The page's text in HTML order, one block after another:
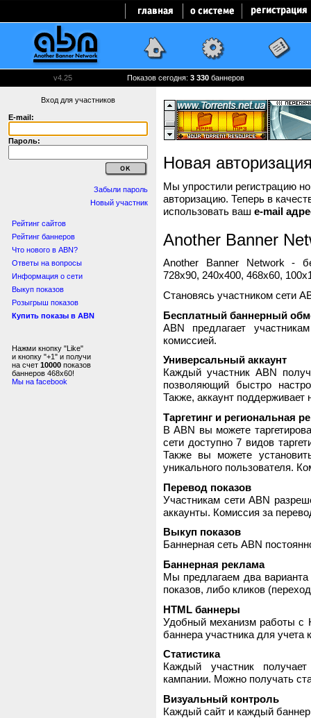
v4.25 Показов сегодня: 3 330 баннеров
Вход для участников
E-mail:
Пароль:
Забыли пароль
Новый участник
Рейтинг сайтов
Рейтинг баннеров
Что нового в ABN?
Ответы на вопросы
Информация о сети
Выкуп показов
Розыгрыш показов
Купить показы в ABN
Нажми кнопку "Like"
и кнопку "+1" и получи
на счет 10000 показов
баннеров 468x60!
Мы на facebook
Новая
Мы упростили регистрацию
авторизацию. Теперь в
использовать ваш e-mail
Another Banner
Another Banner Network -
728x90, 240x400, 468x60,
Становясь участником сети
Бесплатный баннерный
ABN предлагает
комиссией.
Универсальный аккаунт
Каждый участник ABN
позволяющий быстро
Также, аккаунт поддерживает
Таргетинг и региональная
В ABN вы можете
сети доступно 7 видов
Также вы можете
уникального пользователя.
Перевод показов
Участникам сети ABN
аккаунты. Комиссия за
Выкуп показов
Баннерная сеть ABN
Баннерная реклама
Мы предлагаем два
показов, либо кликов
HTML баннеры
Удобный механизм работы с
баннера участника для
Статистика
Каждый участник
кампании. Можно получать
Визуальный контроль
Каждый сайт и каждый